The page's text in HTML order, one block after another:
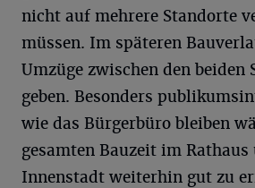
nicht auf mehrere Standorte
müssen. Im späteren
Umzüge zwischen den beiden
geben. Besonders
wie das Bürgerbüro bleiben
gesamten Bauzeit im
Innenstadt weiterhin gut zu